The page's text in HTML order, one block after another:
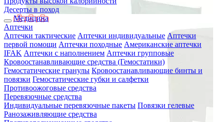
Десерты в поход
Медицина
Аптечки
Аптечки тактические Аптечки индивидуальные Аптечки
первой помощи Аптечки походные Американские аптечки
IFAK Аптечки с наполнением Аптечки групповые
Кровоостанавливающие средства (Гемостатики)
Гемостатические гранулы Кровоостанавливающие бинты и
повязки Гемостатические губки и салфетки
Противоожоговые средства
Перевязочные средства
Индивидуальные перевязочные пакеты Повязки гелевые
Ранозаживляющие средства